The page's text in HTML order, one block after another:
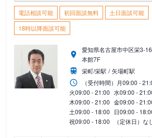
電話相談可能 初回面談無料
土日面談可能
18時以降面談可能
愛知県名古屋市中区栄3-
本館7F
栄町/栄駅
矢場町駅
（受付時間） 月09:00 -
火09:00 - 21:00 水09:00 -
木09:00 - 21:00 金09:00 -
土09:00 - 18:00 日09:00 -
祝09:00 - 18:00 （定休日）な